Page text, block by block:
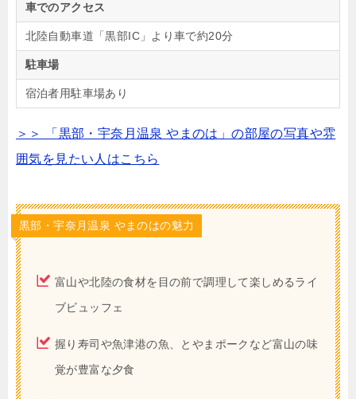
車でのアクセス
北陸自動車道「黒部IC」より車で約20分
駐車場
宿泊者用駐車場あり
＞＞ 「黒部・宇奈月温泉 やまのは」の部屋の写真や雰
囲気を見たい人はこちら
黒部・宇奈月温泉 やまのはの魅力
富山や北陸の食材を目の前で調理して楽しめるライ
ブビュッフェ
握り寿司や魚津港の魚、とやまポークなど富山の味
覚が豊富な夕食